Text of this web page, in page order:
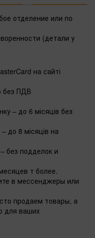
отделение или по
(детали у
на сайті
без ПДВ
– до 6 місяців без
до 8 місяців на
без подделок и
т более.
в мессенджеры или
продаем товары, а
для ваших